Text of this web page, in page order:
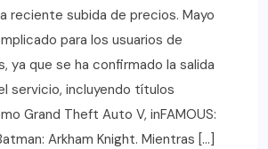
reciente subida de precios. Mayo
para los usuarios de
ya que se ha confirmado la salida
servicio, incluyendo títulos
Grand Theft Auto V, inFAMOUS:
Arkham Knight. Mientras […]